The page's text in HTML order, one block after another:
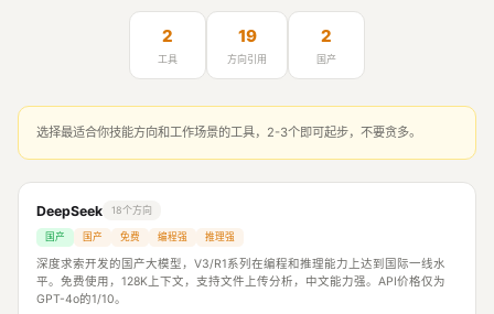
2
工具
19
方向引用
2
国产
选择最适合你技能方向和工作场景的工具，2-3个即可起步，不要贪多。
DeepSeek 18个方向
国产 国产 免费 编程强 推理强
深度求索开发的国产大模型，V3/R1系列在编程和推理能力上达到国际一线水
平。免费使用，128K上下文，支持文件上传分析，中文能力强。API价格仅为
GPT-4o的1/10。